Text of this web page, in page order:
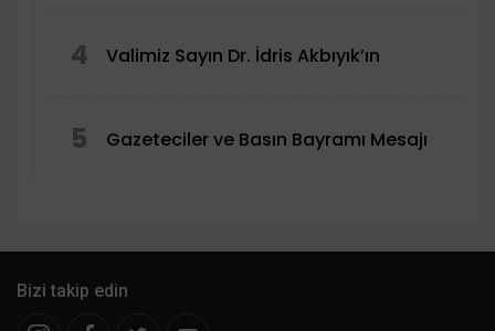
4 Valimiz Sayın Dr. İdris Akbıyık’ın
5 Gazeteciler ve Basın Bayramı Mesajı
Bizi takip edin